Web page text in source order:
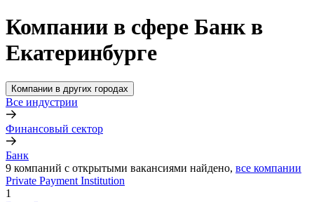
Компании в сфере Банк в
Екатеринбурге
Компании в других городах
Все индустрии
Финансовый сектор
Банк
9 компаний с открытыми вакансиями найдено, все компании
Private Payment Institution
1